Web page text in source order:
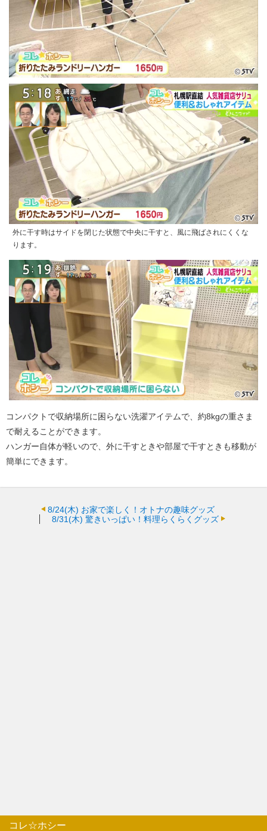
外に干す時はサイドを閉じた状態で中央に干すと、風に飛ばされにくくな
ります。
コンパクトで収納場所に困らない洗濯アイテムで、約8kgの重さま
で耐えることができます。
ハンガー自体が軽いので、外に干すときや部屋で干すときも移動が
簡単にできます。
8/24(木) お家で楽しく！オトナの趣味グッズ
8/31(木) 驚きいっぱい！料理らくらくグッズ
コレ☆ホシー